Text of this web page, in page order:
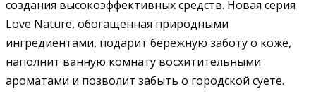
создания высокоэффективных средств. Новая серия
Love Nature, обогащенная природными
ингредиентами, подарит бережную заботу о коже,
наполнит ванную комнату восхитительными
ароматами и позволит забыть о городской суете.